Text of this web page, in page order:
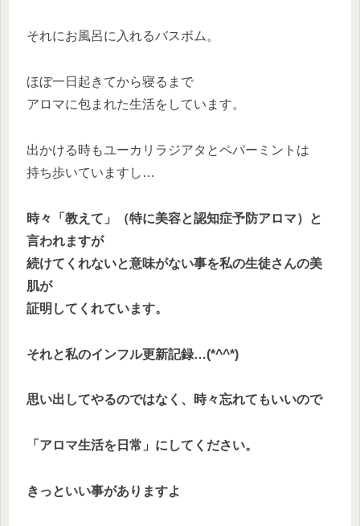
それにお風呂に入れるバスボム。
ほぼ一日起きてから寝るまで
アロマに包まれた生活をしています。
出かける時もユーカリラジアタとペパーミントは
持ち歩いていますし…
時々「教えて」（特に美容と認知症予防アロマ）と
言われますが
続けてくれないと意味がない事を私の生徒さんの美
肌が
証明してくれています。
それと私のインフル更新記録…(*^^*)
思い出してやるのではなく、時々忘れてもいいので
「アロマ生活を日常」にしてください。
きっといい事がありますよ